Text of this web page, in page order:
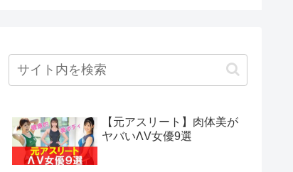
【元アスリート】肉体美が
ヤバいΛV女優9選